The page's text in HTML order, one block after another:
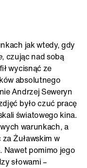
jak wtedy, gdy
, czując nad sobą
wycisnąć ze
absolutnego
Andrzej Seweryn
było czuć pracę
światowego kina.
warunkach, a
Żuławskim w
Nawet pomimo jego
słowami –